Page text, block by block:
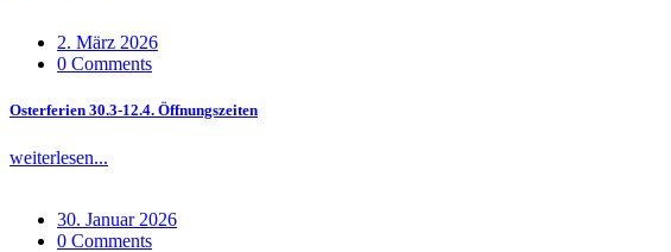
2. März 2026
0 Comments
Osterferien 30.3-12.4. Öffnungszeiten
weiterlesen...
30. Januar 2026
0 Comments